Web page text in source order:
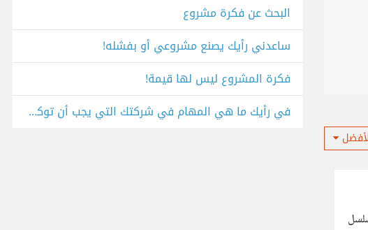
البحث عن فكرة مشروع
ساعدني رأيك يصنع مشروعي أو بفشله!
فكرة المشروع ليس لها قيمة!
في رأيك ما هي المهام في شركتك التي يجب أن توكل للذكاء الاصطناعي الآن؟